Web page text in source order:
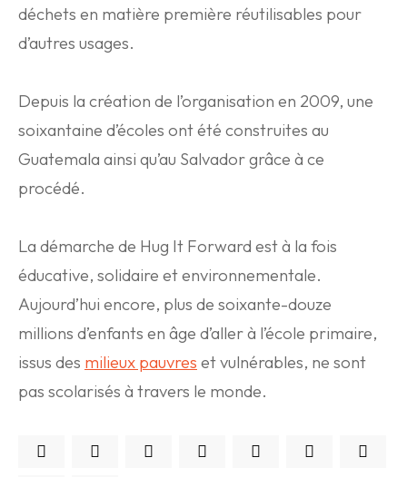
déchets en matière première réutilisables pour
d’autres usages.
Depuis la création de l’organisation en 2009, une
soixantaine d’écoles ont été construites au
Guatemala ainsi qu’au Salvador grâce à ce
procédé.
La démarche de Hug It Forward est à la fois
éducative, solidaire et environnementale.
Aujourd’hui encore, plus de soixante-douze
millions d’enfants en âge d’aller à l’école primaire,
issus des milieux pauvres et vulnérables, ne sont
pas scolarisés à travers le monde.